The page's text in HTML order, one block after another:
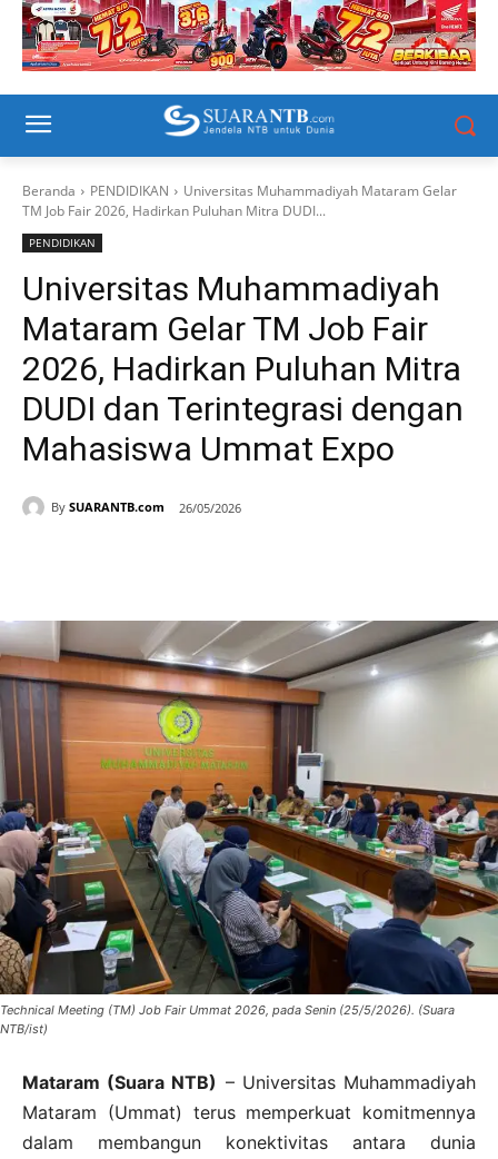
Beranda PENDIDIKAN
Universitas Muhammadiyah Mataram Gelar
TM Job Fair 2026, Hadirkan Puluhan Mitra DUDI...
PENDIDIKAN
Universitas Muhammadiyah
Mataram Gelar TM Job Fair
2026, Hadirkan Puluhan Mitra
DUDI dan Terintegrasi dengan
Mahasiswa Ummat Expo
By SUARANTB.com 26/05/2026
Technical Meeting (TM) Job Fair Ummat 2026, pada Senin (25/5/2026). (Suara
NTB/ist)
Mataram (Suara NTB) – Universitas Muhammadiyah
Mataram (Ummat) terus memperkuat komitmennya
dalam membangun konektivitas antara dunia